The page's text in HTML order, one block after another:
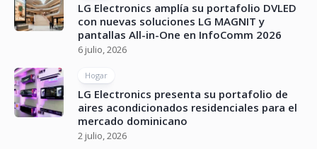
LG Electronics amplía su portafolio DVLED
con nuevas soluciones LG MAGNIT y
pantallas All-in-One en InfoComm 2026
6 julio, 2026
Hogar
LG Electronics presenta su portafolio de
aires acondicionados residenciales para el
mercado dominicano
2 julio, 2026